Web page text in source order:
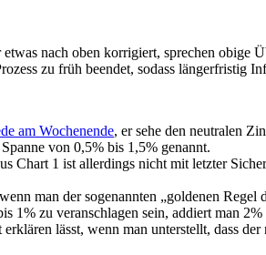
nach oben korrigiert, sprechen obige
zu früh beendet, sodass längerfristig
am Wochenende, er sehe den neutralen
von 0,5% bis 1,5% genannt.
Chart 1 ist allerdings nicht mit letzter
man der sogenannten „goldenen
1% zu veranschlagen sein, addiert man
lässt, wenn man unterstellt, dass